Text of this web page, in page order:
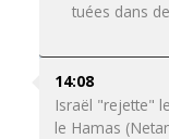
tuées dans
14:08
Israël "rejette"
le Hamas